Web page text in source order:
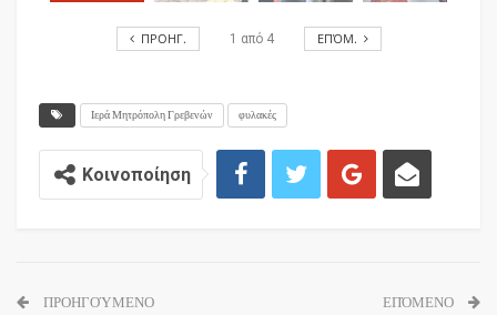
ΠΡΟΗΓ. 1 από 4 ΕΠΌΜ.
Ιερά Μητρόπολη Γρεβενών φυλακές
Κοινοποίηση
ΠΡΟΗΓΟΎΜΕΝΟ ΕΠΌΜΕΝΟ